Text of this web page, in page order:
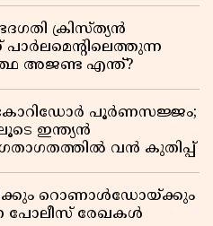
ക്രിസ്ത്യൻ
പാർലമെന്റിലെത്തുന്ന
അജണ്ട എന്ത്?
കോറിഡോർ പൂർണസജ്ജം;
ഇന്ത്യൻ
വൻ കുതിപ്പ്
റൊണാൾഡോയ്ക്കും
പോലീസ് രേഖകൾ